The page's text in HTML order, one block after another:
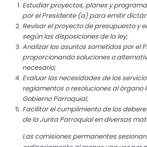
Estudiar proyectos, planes y
por el Presidente (a) para emitir
Revisar el proyecto de presupuesto y
según las disposiciones de la ley;
Analizar los asuntos sometidos por el
proporcionando soluciones o
necesario;
Evaluar las necesidades de los
reglamentos o resoluciones al órgano
Gobierno Parroquial;
Facilitar el cumplimiento de los
de la Junta Parroquial en diversas
Las comisiones permanentes